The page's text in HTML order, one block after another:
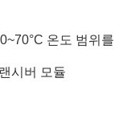
온도 범위를
시버 모듈